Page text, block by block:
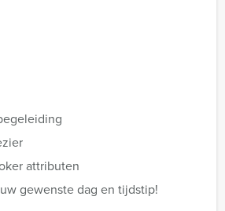
attributen
gewenste dag en tijdstip!